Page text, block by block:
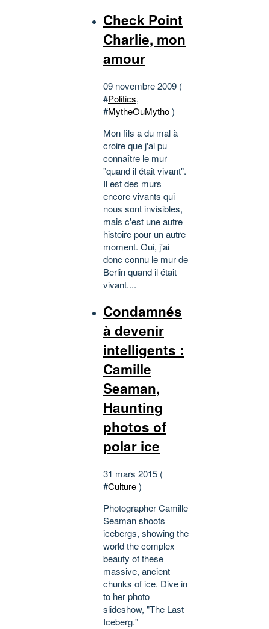
Check Point
Charlie, mon
amour
09 novembre 2009 (
#Politics,
#MytheOuMytho)
Mon fils a du mal à
croire que j'ai pu
connaître le mur
"quand il était vivant".
Il est des murs
encore vivants qui
nous sont invisibles,
mais c'est une autre
histoire pour un autre
moment. Oui, j'ai
donc connu le mur de
Berlin quand il était
vivant....
Condamnés
à devenir
intelligents :
Camille
Seaman,
Haunting
photos of
polar ice
31 mars 2015 (
#Culture)
Photographer Camille
Seaman shoots
icebergs, showing the
world the complex
beauty of these
massive, ancient
chunks of ice. Dive in
to her photo
slideshow, "The Last
Iceberg."